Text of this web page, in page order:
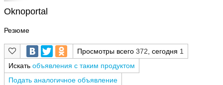
Оknoportal
Резюме
Просмотры всего 372 , сегодня 1
Искать объявления с таким продуктом
Подать аналогичное объявление